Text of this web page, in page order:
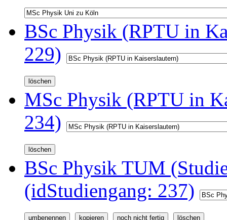
BSc Physik (RPTU in
229)
MSc Physik (RPTU in
234)
BSc Physik TUM
(idStudiengang: 237)